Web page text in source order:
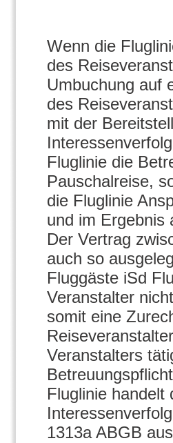
Wenn die
des
Umbuchung auf
des
mit der
Fluglinie die
Pauschalreise,
die Fluglinie
und im Ergebnis
Der Vertrag
auch so
Fluggäste iSd
Veranstalter
somit eine
Veranstalters
Fluglinie handelt
1313a ABGB